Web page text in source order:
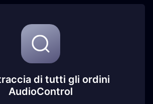
di tutti gli ordini
AudioControl